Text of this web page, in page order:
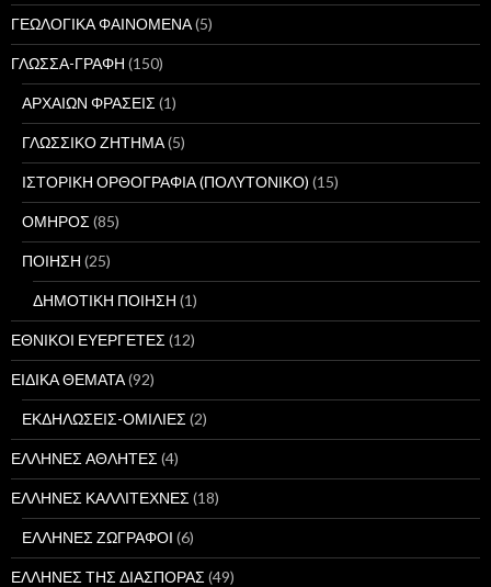
ΓΕΩΛΟΓΙΚΑ ΦΑΙΝΟΜΕΝΑ(5)
ΓΛΩΣΣΑ-ΓΡΑΦΗ (150)
ΑΡΧΑΙΩΝ ΦΡΑΣΕΙΣ (1)
ΓΛΩΣΣΙΚΟ ΖΗΤΗΜΑ(5)
ΙΣΤΟΡΙΚΗ ΟΡΘΟΓΡΑΦΙΑ (ΠΟΛΥΤΟΝΙΚΟ) (15)
ΟΜΗΡΟΣ (85)
ΠΟΙΗΣΗ (25)
ΔΗΜΟΤΙΚΗ ΠΟΙΗΣΗ (1)
ΕΘΝΙΚΟΙ ΕΥΕΡΓΕΤΕΣ (12)
ΕΙΔΙΚΑ ΘΕΜΑΤΑ(92)
ΕΚΔΗΛΩΣΕΙΣ-ΟΜΙΛΙΕΣ (2)
ΕΛΛΗΝΕΣ ΑΘΛΗΤΕΣ (4)
ΕΛΛΗΝΕΣ ΚΑΛΛΙΤΕΧΝΕΣ (18)
ΕΛΛΗΝΕΣ ΖΩΓΡΑΦΟΙ (6)
ΕΛΛΗΝΕΣ ΤΗΣ ΔΙΑΣΠΟΡΑΣ (49)